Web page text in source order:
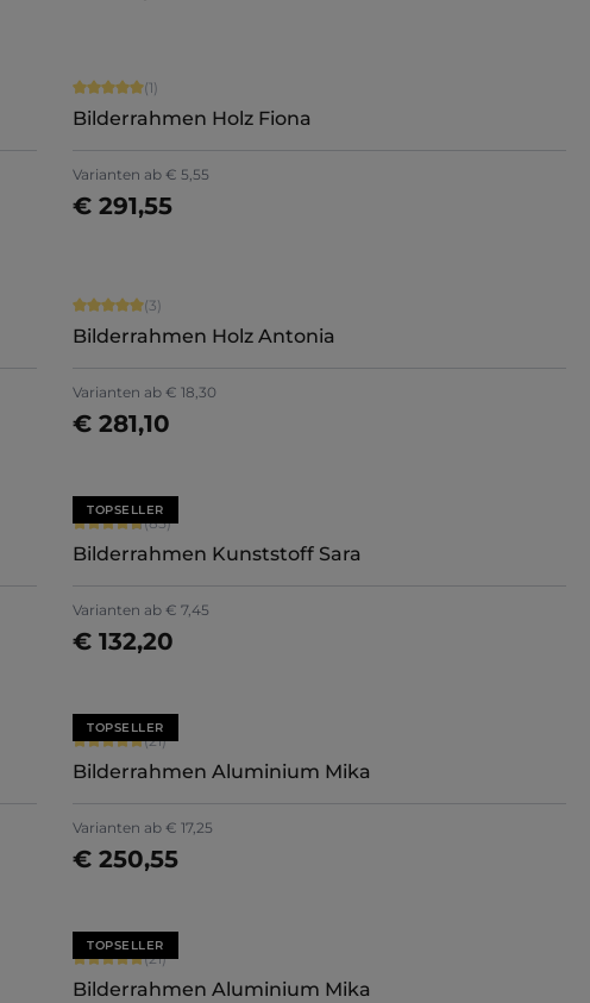
Durchschnittliche Bewertung von 5 von 5 Sternen
(1)
Bilderrahmen Holz Fiona
Varianten ab € 5,55
€ 291,55
Jetzt konfigurieren
Durchschnittliche Bewertung von 5 von 5 Sternen
(3)
Bilderrahmen Holz Antonia
Varianten ab € 18,30
€ 281,10
Jetzt konfigurieren
TOPSELLER
Durchschnittliche Bewertung von 4.71 von 5 Sternen
(85)
Bilderrahmen Kunststoff Sara
Varianten ab € 7,45
€ 132,20
Jetzt konfigurieren
TOPSELLER
Durchschnittliche Bewertung von 5 von 5 Sternen
(21)
Bilderrahmen Aluminium Mika
Varianten ab € 17,25
€ 250,55
Jetzt konfigurieren
TOPSELLER
Durchschnittliche Bewertung von 5 von 5 Sternen
(21)
Bilderrahmen Aluminium Mika